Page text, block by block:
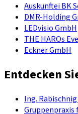
Auskunftei BK
DMR-Holding
LEDvisio GmbH
THE HAROs
Eckner GmbH
Entdecken
Ing. Rabischnig
Gruppenpraxis